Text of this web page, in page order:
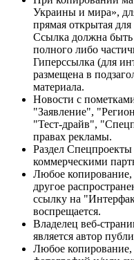
Украины и мира»,
прямая открытая
Ссылка должна быть
полного либо
Гиперссылка (для
размещена в
материала.
Новости с
"Заявление",
"Тест-драйв",
правах рекламы.
Раздел Спецпроекты
коммерческими
Любое копирование,
другое
ссылку на
воспрещается.
Владелец веб-
является автор
Любое копирование,